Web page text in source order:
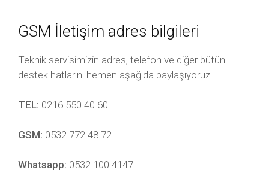
GSM İletişim adres bilgileri
Teknik servisimizin adres, telefon ve diğer bütün
destek hatlarını hemen aşağıda paylaşıyoruz.
TEL: 0216 550 40 60
GSM: 0532 772 48 72
Whatsapp: 0532 100 4147